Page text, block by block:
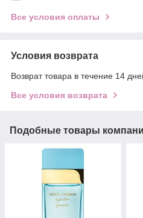
Все условия оплаты
Условия возврата
Возврат товара в течение 14
Все условия возврата
Подобные товары